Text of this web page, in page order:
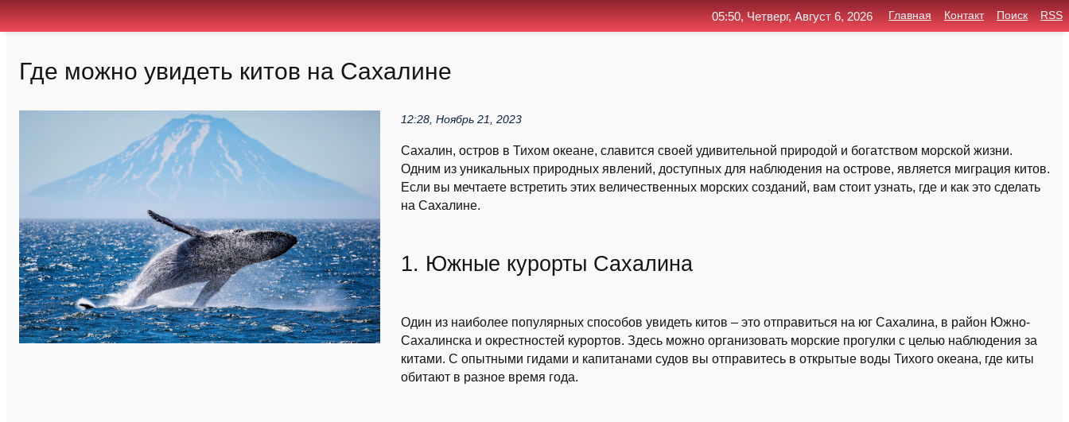
Где можно увидеть китов на Сахалине
12:28, Ноябрь 21, 2023
Сахалин, остров в Тихом океане, славится своей удивительной природой и богатством морской жизни.
Одним из уникальных природных явлений, доступных для наблюдения на острове, является миграция китов.
Если вы мечтаете встретить этих величественных морских созданий, вам стоит узнать, где и как это сделать
на Сахалине.
1. Южные курорты Сахалина
Один из наиболее популярных способов увидеть китов – это отправиться на юг Сахалина, в район Южно-
Сахалинска и окрестностей курортов. Здесь можно организовать морские прогулки с целью наблюдения за
китами. С опытными гидами и капитанами судов вы отправитесь в открытые воды Тихого океана, где киты
обитают в разное время года.
05:50, Четверг, Август 6, 2026 Главная Контакт Поиск RSS